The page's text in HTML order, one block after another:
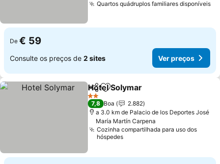
Quartos quádruplos familiares disponíveis
De € 59
Consulte os preços de 2 sites Ver preços
PartilharAdicionar aos favoritos
Hotel Solymar
2 Estrelas
7,8 Boa
2.882
a 3.0 km de Palacio de los Deportes José
María Martín Carpena
Cozinha compartilhada para uso dos
hóspedes